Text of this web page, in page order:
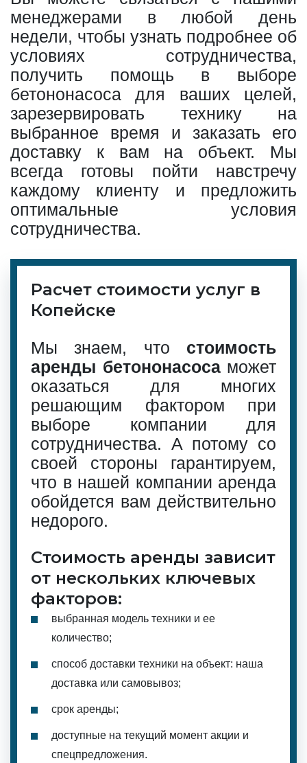
менеджерами в любой день
недели, чтобы узнать подробнее об
условиях сотрудничества,
получить помощь в выборе
бетононасоса для ваших целей,
зарезервировать технику на
выбранное время и заказать его
доставку к вам на объект. Мы
всегда готовы пойти навстречу
каждому клиенту и предложить
оптимальные условия
сотрудничества.
Расчет стоимости услуг в
Копейске
Мы знаем, что стоимость
аренды бетононасосаможет
оказаться для многих
решающим фактором при
выборе компании для
сотрудничества. А потому со
своей стороны гарантируем,
что в нашей компании аренда
обойдется вам действительно
недорого.
Стоимость аренды зависит
от нескольких ключевых
факторов:
выбранная модель техники и ее
количество;
способ доставки техники на объект: наша
доставка или самовывоз;
срок аренды;
доступные на текущий момент акции и
спецпредложения.